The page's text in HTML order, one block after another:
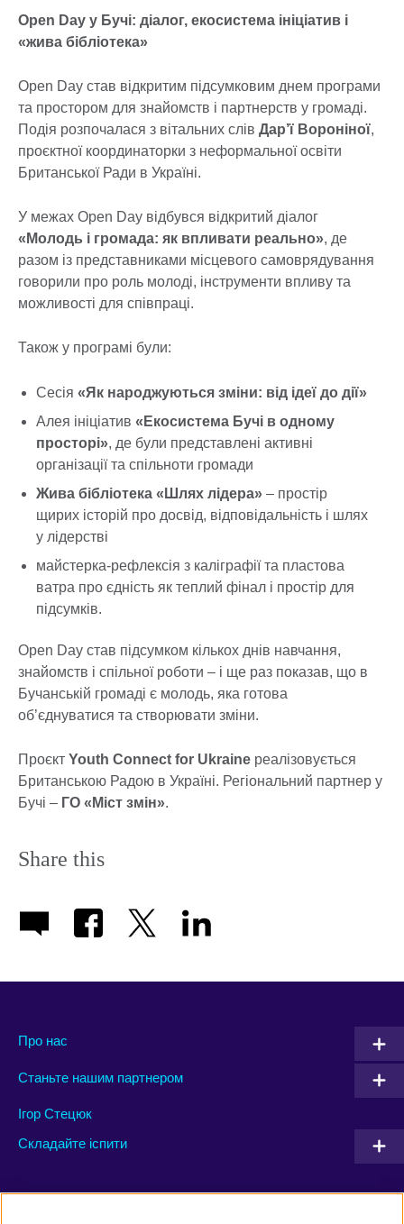
Open Day у Бучі: діалог, екосистема ініціатив і
«жива бібліотека»
Open Day став відкритим підсумковим днем програми
та простором для знайомств і партнерств у громаді.
Подія розпочалася з вітальних слів Дар’ї Вороніної,
проєктної координаторки з неформальної освіти
Британської Ради в Україні.
У межах Open Day відбувся відкритий діалог
«Молодь і громада: як впливати реально», де
разом із представниками місцевого самоврядування
говорили про роль молоді, інструменти впливу та
можливості для співпраці.
Також у програмі були:
Сесія «Як народжуються зміни: від ідеї до дії»
Алея ініціатив «Екосистема Бучі в одному
просторі», де були представлені активні
організації та спільноти громади
Жива бібліотека «Шлях лідера» – простір
щирих історій про досвід, відповідальність і шлях
у лідерстві
майстерка-рефлексія з каліграфії та пластова
ватра про єдність як теплий фінал і простір для
підсумків.
Open Day став підсумком кількох днів навчання,
знайомств і спільної роботи – і ще раз показав, що в
Бучанській громаді є молодь, яка готова
об’єднуватися та створювати зміни.
Проєкт Youth Connect for Ukraine реалізовується
Британською Радою в Україні. Регіональний партнер у
Бучі – ГО «Міст змін».
Share this
Про нас
Станьте нашим партнером
Ігор Стецюк
Складайте іспити
Connect with us